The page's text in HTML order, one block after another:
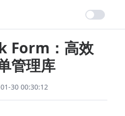
Form：高效
管理库
30 00:30:12